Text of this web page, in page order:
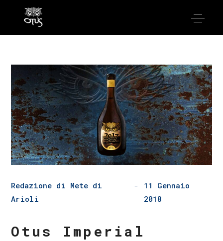
Redazione di Mete di
Arioli
11 Gennaio
2018
Otus Imperial